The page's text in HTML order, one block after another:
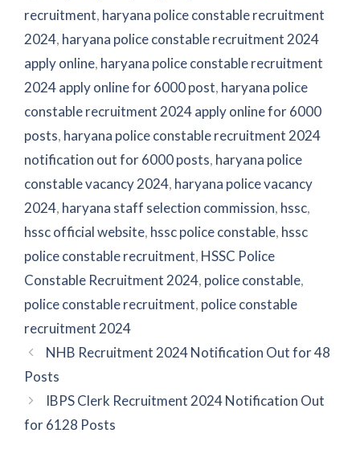
recruitment, haryana police constable recruitment
2024, haryana police constable recruitment 2024
apply online, haryana police constable recruitment
2024 apply online for 6000 post, haryana police
constable recruitment 2024 apply online for 6000
posts, haryana police constable recruitment 2024
notification out for 6000 posts, haryana police
constable vacancy 2024, haryana police vacancy
2024, haryana staff selection commission, hssc,
hssc official website, hssc police constable, hssc
police constable recruitment, HSSC Police
Constable Recruitment 2024, police constable,
police constable recruitment, police constable
recruitment 2024
NHB Recruitment 2024 Notification Out for 48
Posts
IBPS Clerk Recruitment 2024 Notification Out
for 6128 Posts